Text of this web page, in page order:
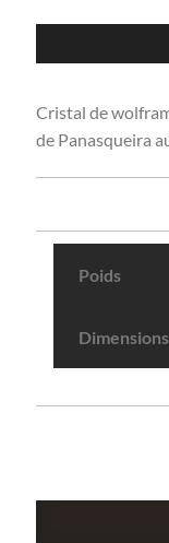
Cristal de
de Panasqueira
Poids
Dimensions